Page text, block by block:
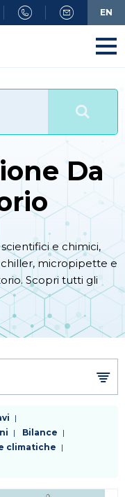
Da
e chimici,
micropipette e
Scopri tutti gli
Bilance
climatiche
di gas
EN